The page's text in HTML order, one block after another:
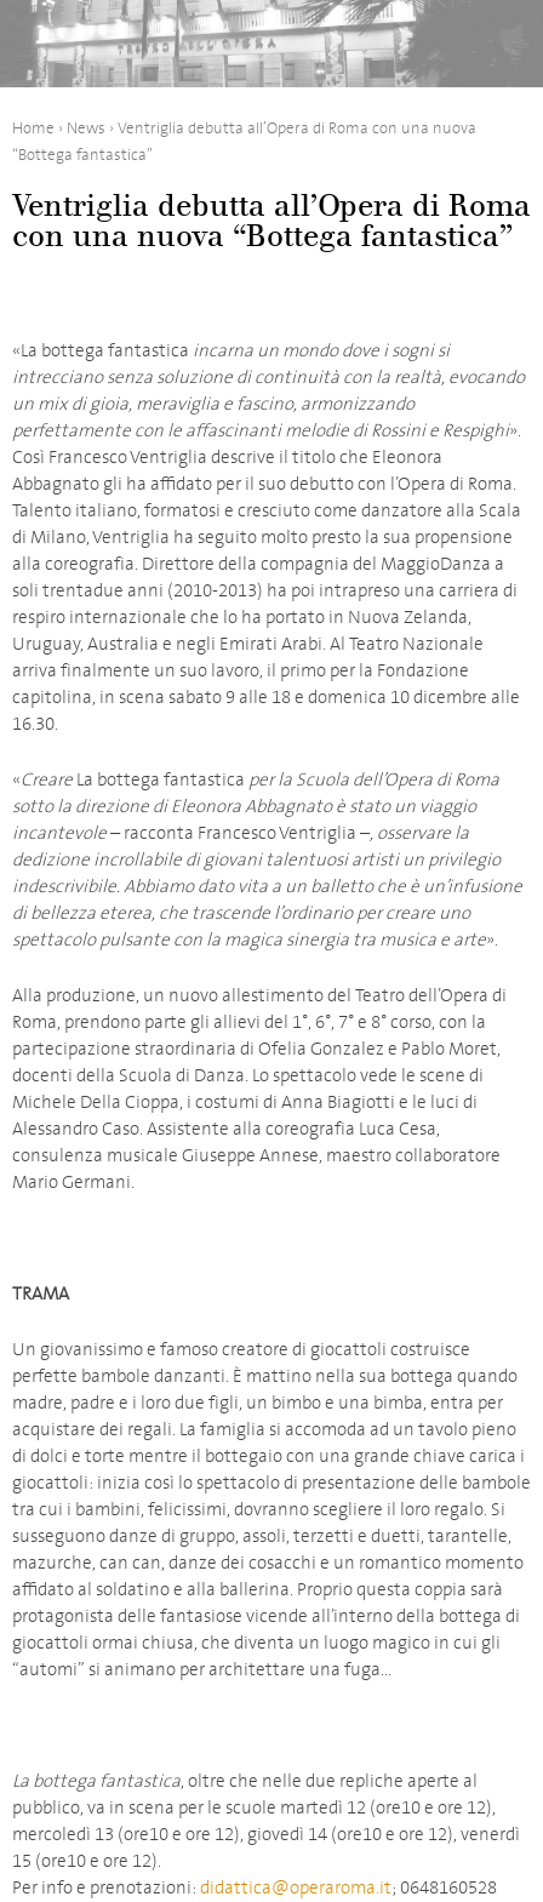
Home › News › Ventriglia debutta all’Opera di Roma con una nuova
“Bottega fantastica”
Ventriglia debutta all’Opera di Roma
con una nuova “Bottega fantastica”
«La bottega fantastica incarna un mondo dove i sogni si
intrecciano senza soluzione di continuità con la realtà, evocando
un mix di gioia, meraviglia e fascino, armonizzando
perfettamente con le affascinanti melodie di Rossini e Respighi».
Così Francesco Ventriglia descrive il titolo che Eleonora
Abbagnato gli ha affidato per il suo debutto con l’Opera di Roma.
Talento italiano, formatosi e cresciuto come danzatore alla Scala
di Milano, Ventriglia ha seguito molto presto la sua propensione
alla coreografia. Direttore della compagnia del MaggioDanza a
soli trentadue anni (2010-2013) ha poi intrapreso una carriera di
respiro internazionale che lo ha portato in Nuova Zelanda,
Uruguay, Australia e negli Emirati Arabi. Al Teatro Nazionale
arriva finalmente un suo lavoro, il primo per la Fondazione
capitolina, in scena sabato 9 alle 18 e domenica 10 dicembre alle
16.30.
«Creare La bottega fantastica per la Scuola dell’Opera di Roma
sotto la direzione di Eleonora Abbagnato è stato un viaggio
incantevole– racconta Francesco Ventriglia –, osservare la
dedizione incrollabile digiovani talentuosi artistiun privilegio
indescrivibile. Abbiamo dato vita a un balletto che è un’infusione
di bellezza eterea, che trascende l’ordinario per creare uno
spettacolo pulsante con la magica sinergia tra musica e arte».
Alla produzione, un nuovo allestimento del Teatro dell’Opera di
Roma, prendono parte gli allievi del 1°, 6°, 7° e 8° corso, con la
partecipazione straordinaria di Ofelia Gonzalez e Pablo Moret,
docenti della Scuola di Danza. Lo spettacolo vede le scene di
Michele Della Cioppa, i costumi di Anna Biagiotti e le luci di
Alessandro Caso. Assistente alla coreografia Luca Cesa,
consulenza musicale Giuseppe Annese, maestro collaboratore
Mario Germani.
TRAMA
Un giovanissimo e famoso creatore di giocattoli costruisce
perfette bambole danzanti. È mattino nella sua bottega quando
madre, padre e i loro due figli, un bimbo e una bimba, entra per
acquistare dei regali. La famiglia si accomoda ad un tavolo pieno
di dolci e torte mentre il bottegaio con una grande chiave carica i
giocattoli: inizia così lo spettacolo di presentazione delle bambole
tra cui i bambini, felicissimi, dovranno scegliere il loro regalo. Si
susseguono danze di gruppo, assoli, terzetti e duetti, tarantelle,
mazurche, can can, danze dei cosacchi e un romantico momento
affidato al soldatino e alla ballerina. Proprio questa coppia sarà
protagonista delle fantasiose vicende all’interno della bottega di
giocattoli ormai chiusa, che diventa un luogo magico in cui gli
“automi” si animano per architettare una fuga…
La bottega fantastica, oltre che nelle due repliche aperte al
pubblico, va in scena per le scuole martedì 12 (ore10 e ore 12),
mercoledì 13 (ore10 e ore 12), giovedì 14 (ore10 e ore 12), venerdì
15 (ore10 e ore 12).
Per info e prenotazioni: didattica@operaroma.it; 0648160528